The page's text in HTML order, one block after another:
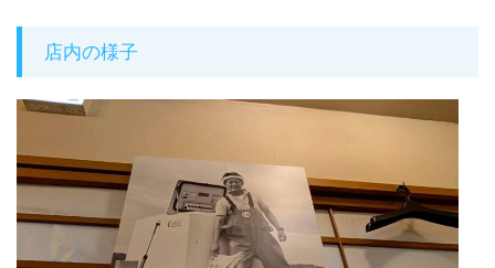
店内の様子